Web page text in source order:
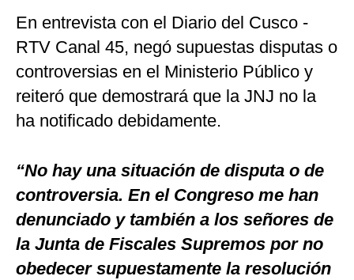
En entrevista con el Diario del Cusco -
RTV Canal 45, negó supuestas disputas o
controversias en el Ministerio Público y
reiteró que demostrará que la JNJ no la
ha notificado debidamente.
“No hay una situación de disputa o de
controversia. En el Congreso me han
denunciado y también a los señores de
la Junta de Fiscales Supremos por no
obedecer supuestamente la resolución